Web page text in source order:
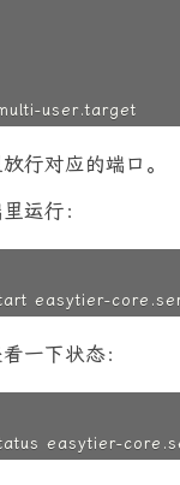
user.target
行对应的端口。
运行：
easytier-
一下状态：
easytier-